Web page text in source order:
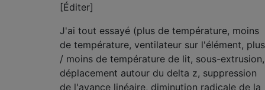
[Éditer]
J'ai tout essayé (plus de température, moins
de température, ventilateur sur l'élément, plus
/ moins de température de lit, sous-extrusion,
déplacement autour du delta z, suppression
de l'avance linéaire, diminution radicale de la